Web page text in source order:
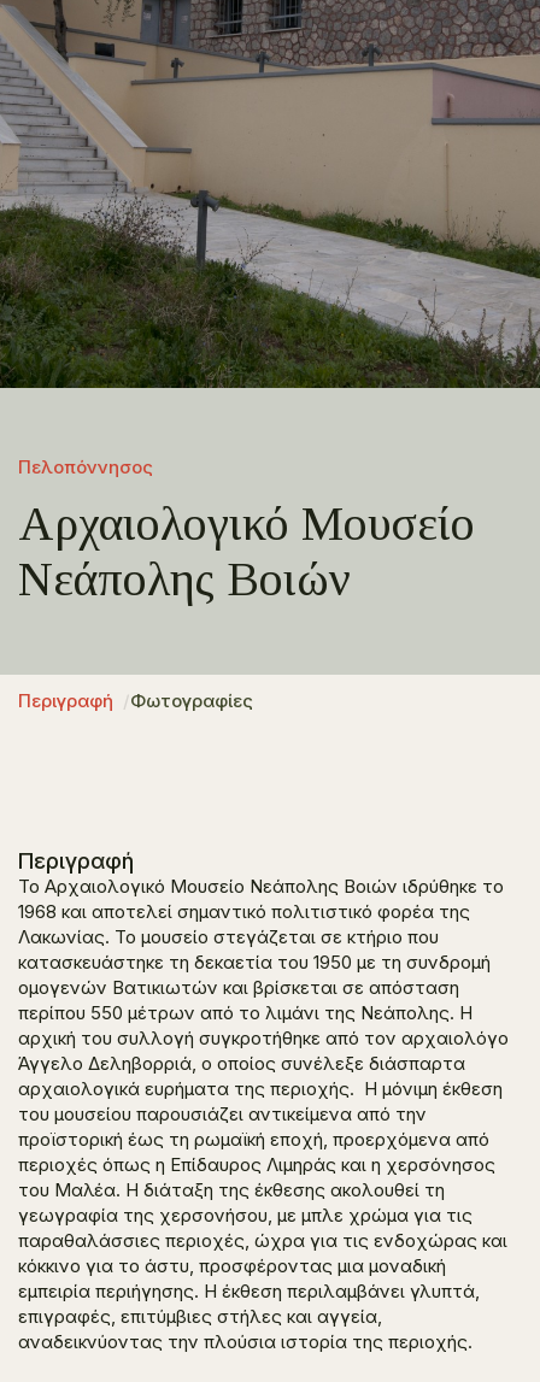
Πελοπόννησος
Αρχαιολογικό Μουσείο
Νεάπολης Βοιών
Περιγραφή Φωτογραφίες
Περιγραφή
Το Αρχαιολογικό Μουσείο Νεάπολης Βοιών ιδρύθηκε το
1968 και αποτελεί σημαντικό πολιτιστικό φορέα της
Λακωνίας. Το μουσείο στεγάζεται σε κτήριο που
κατασκευάστηκε τη δεκαετία του 1950 με τη συνδρομή
ομογενών Βατικιωτών και βρίσκεται σε απόσταση
περίπου 550 μέτρων από το λιμάνι της Νεάπολης. Η
αρχική του συλλογή συγκροτήθηκε από τον αρχαιολόγο
Άγγελο Δεληβορριά, ο οποίος συνέλεξε διάσπαρτα
αρχαιολογικά ευρήματα της περιοχής. Η μόνιμη έκθεση
του μουσείου παρουσιάζει αντικείμενα από την
προϊστορική έως τη ρωμαϊκή εποχή, προερχόμενα από
περιοχές όπως η Επίδαυρος Λιμηράς και η χερσόνησος
του Μαλέα. Η διάταξη της έκθεσης ακολουθεί τη
γεωγραφία της χερσονήσου, με μπλε χρώμα για τις
παραθαλάσσιες περιοχές, ώχρα για τις ενδοχώρας και
κόκκινο για το άστυ, προσφέροντας μια μοναδική
εμπειρία περιήγησης. Η έκθεση περιλαμβάνει γλυπτά,
επιγραφές, επιτύμβιες στήλες και αγγεία,
αναδεικνύοντας την πλούσια ιστορία της περιοχής.